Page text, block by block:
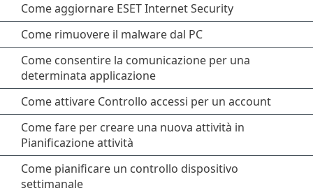
Come aggiornare ESET Internet Security
Come rimuovere il malware dal PC
Come consentire la comunicazione per una
determinata applicazione
Come attivare Controllo accessi per un account
Come fare per creare una nuova attività in
Pianificazione attività
Come pianificare un controllo dispositivo
settimanale